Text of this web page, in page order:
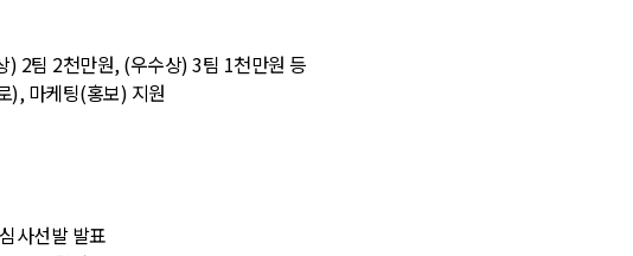
2팀 2천만원, (우수상) 3팀 1천만원 등
), 마케팅(홍보) 지원
사선발 발표